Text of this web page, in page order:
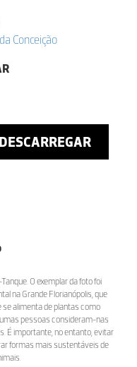
Conceição
DESCARREGAR
O exemplar da foto foi
na Grande Florianópolis, que
se alimenta de plantas como
pessoas consideram-nas
É importante, no entanto, evitar
formas mais sustentáveis de